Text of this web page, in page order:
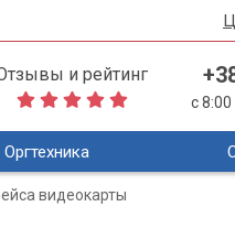
и рейтинг
с
Оргтехника
видеокарты